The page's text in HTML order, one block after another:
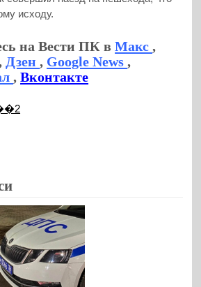
исходу.
на Вести ПК вМакс,
Дзен, Google News,
,Вконтакте